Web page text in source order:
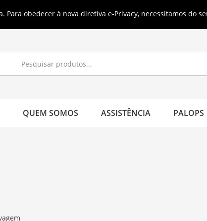
Para obedecer à nova diretiva e-Privacy, necessitamos do
a partir de 40€ (em Portugal Continental)
QUEM SOMOS ASSISTÊNCIA PALOPS